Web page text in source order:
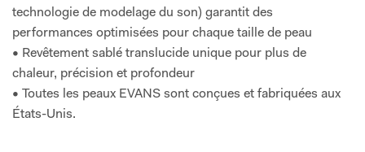
technologie de modelage du son) garantit des
performances optimisées pour chaque taille de peau
• Revêtement sablé translucide unique pour plus de
chaleur, précision et profondeur
• Toutes les peaux EVANS sont conçues et fabriquées aux
États-Unis.